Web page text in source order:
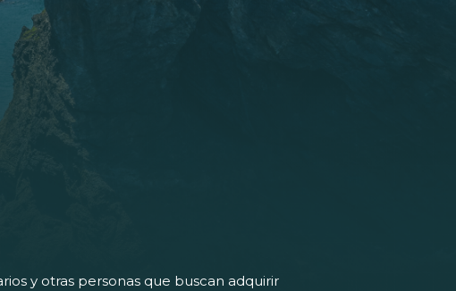
y otras personas que buscan adquirir